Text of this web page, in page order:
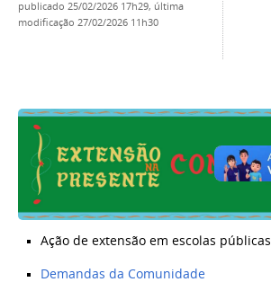
publicado 25/02/2026 17h29, última
modificação 27/02/2026 11h30
Ação de extensão em escolas públicas
Demandas da Comunidade